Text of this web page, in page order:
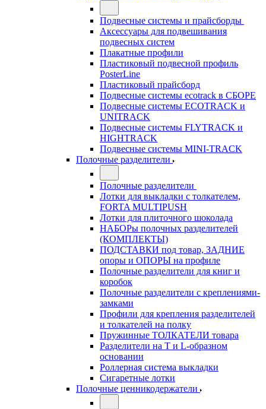
Подвесные системы и прайсборды
Аксессуары для подвешивания
подвесных систем
Плакатные профили
Пластиковый подвесной профиль
PosterLine
Пластиковый прайсборд
Подвесные системы ecotrack в СБОРЕ
Подвесные системы ECOTRACK и
UNITRACK
Подвесные системы FLYTRACK и
HIGHTRACK
Подвесные системы MINI-TRACK
Полочные разделители
Полочные разделители
Лотки для выкладки с толкателем,
FORTA MULTIPUSH
Лотки для плиточного шоколада
НАБОРы полочных разделителей
(КОМПЛЕКТЫ)
ПОДСТАВКИ под товар, ЗАДНИЕ
опоры и ОПОРЫ на профиле
Полочные разделители для книг и
коробок
Полочные разделители с креплениями-
замками
Профили для крепления разделителей
и толкателей на полку
Пружинные ТОЛКАТЕЛИ товара
Разделители на Т и L-образном
основании
Роллерная система выкладки
Сигаретные лотки
Полочные ценникодержатели